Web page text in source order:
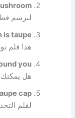
لنرسم
taupe.
هذا قلم
you?
هل
cap.
لقلم